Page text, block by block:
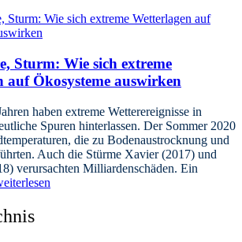
Sturm: Wie sich extreme
auf Ökosysteme auswirken
haben extreme Wetterereignisse in
Spuren hinterlassen. Der Sommer 2020
die zu Bodenaustrocknung und
Auch die Stürme Xavier (2017) und
verursachten Milliardenschäden. Ein